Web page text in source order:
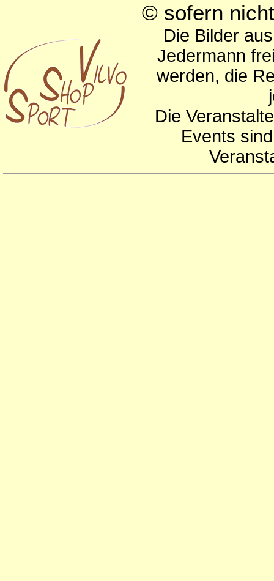
© sofern
Die Bilder
Jedermann
werden, die
Die
Events